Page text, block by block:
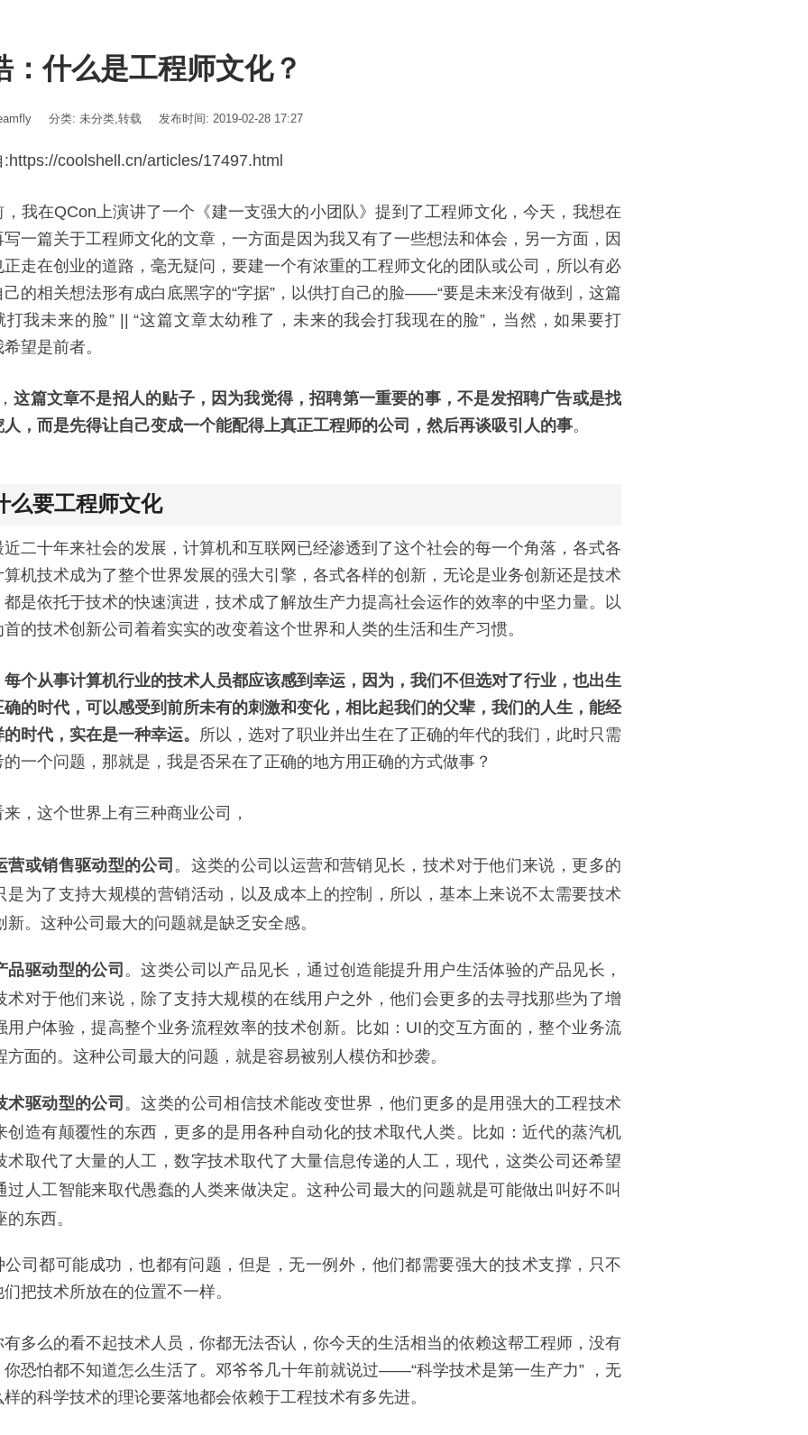
：什么是工程师文化？
分类: 未分类,转载 发布时间: 2019-02-28 17:27
coolshell.cn/articles/17497.html
，我在QCon上演讲了一个《建一支强大的小团队》提到了工程师文化，今天，我想在
写一篇关于工程师文化的文章，一方面是因为我又有了一些想法和体会，另一方面，因
正走在创业的道路，毫无疑问，要建一个有浓重的工程师文化的团队或公司，所以有必
己的相关想法形有成白底黑字的“字据”，以供打自己的脸——“要是未来没有做到，这篇
打我未来的脸” || “这篇文章太幼稚了，未来的我会打我现在的脸”，当然，如果要打
望是前者。
这篇文章不是招人的贴子，因为我觉得，招聘第一重要的事，不是发招聘广告或是找
人，而是先得让自己变成一个能配得上真正工程师的公司，然后再谈吸引人的事。
么要工程师文化
近二十年来社会的发展，计算机和互联网已经渗透到了这个社会的每一个角落，各式各
算机技术成为了整个世界发展的强大引擎，各式各样的创新，无论是业务创新还是技术
都是依托于技术的快速演进，技术成了解放生产力提高社会运作的效率的中坚力量。以
的技术创新公司着着实实的改变着这个世界和人类的生活和生产习惯。
每个从事计算机行业的技术人员都应该感到幸运，因为，我们不但选对了行业，也出生
确的时代，可以感受到前所未有的刺激和变化，相比起我们的父辈，我们的人生，能经
时代，实在是一种幸运。 所以，选对了职业并出生在了正确的年代的我们，此时只需
的一个问题，那就是，我是否呆在了正确的地方用正确的方式做事？
，这个世界上有三种商业公司，
营或销售驱动型的公司 。这类的公司以运营和营销见长，技术对于他们来说，更多的
是为了支持大规模的营销活动，以及成本上的控制，所以，基本上来说不太需要技术
新。这种公司最大的问题就是缺乏安全感。
品驱动型的公司 。这类公司以产品见长，通过创造能提升用户生活体验的产品见长，
术对于他们来说，除了支持大规模的在线用户之外，他们会更多的去寻找那些为了增
用户体验，提高整个业务流程效率的技术创新。比如：UI的交互方面的，整个业务流
方面的。这种公司最大的问题，就是容易被别人模仿和抄袭。
术驱动型的公司 。这类的公司相信技术能改变世界，他们更多的是用强大的工程技术
创造有颠覆性的东西，更多的是用各种自动化的技术取代人类。比如：近代的蒸汽机
术取代了大量的人工，数字技术取代了大量信息传递的人工，现代，这类公司还希望
过人工智能来取代愚蠢的人类来做决定。这种公司最大的问题就是可能做出叫好不叫
的东西。
公司都可能成功，也都有问题，但是，无一例外，他们都需要强大的技术支撑，只不
把技术所放在的位置不一样。
有多么的看不起技术人员，你都无法否认，你今天的生活相当的依赖这帮工程师，没有
你恐怕都不知道怎么生活了。邓爷爷几十年前就说过——“科学技术是第一生产力” ，无
的科学技术的理论要落地都会依赖于工程技术有多先进。